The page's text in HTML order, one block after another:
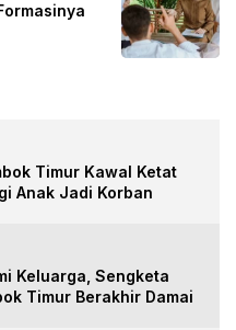
Timur Kawal Ketat
Anak Jadi Korban
Keluarga, Sengketa
Timur Berakhir Damai